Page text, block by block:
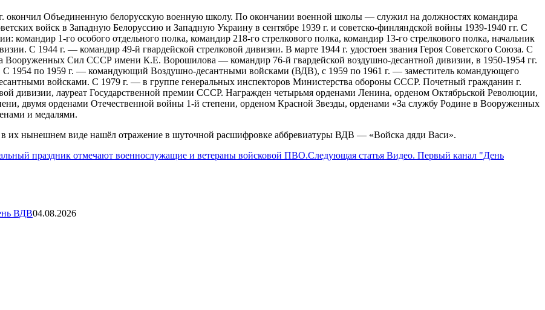
окончил Объединенную белорусскую военную школу. По окончании военной школы — служил на должностях командира
войск в Западную Белоруссию и Западную Украину в сентябре 1939 г. и советско-финляндской войны 1939-1940 гг. С
1-го особого отдельного полка, командир 218-го стрелкового полка, командир 13-го стрелкового полка, начальник
С 1944 г. — командир 49-й гвардейской стрелковой дивизии. В марте 1944 г. удостоен звания Героя Советского Союза. С
Вооруженных Сил СССР имени К.Е. Ворошилова — командир 76-й гвардейской воздушно-десантной дивизии, в 1950-1954 гг.
С 1954 по 1959 г. — командующий Воздушно-десантными войсками (ВДВ), с 1959 по 1961 г. — заместитель командующего
войсками. С 1979 г. — в группе генеральных инспекторов Министерства обороны СССР. Почетный гражданин г.
дивизии, лауреат Государственной премии СССР. Награжден четырьмя орденами Ленина, орденом Октябрьской Революции,
двумя орденами Отечественной войны 1-й степени, орденом Красной Звезды, орденами «За службу Родине в Вооруженных
и медалями.
их нынешнем виде нашёл отражение в шуточной расшифровке аббревиатуры ВДВ — «Войска дяди Васи».
праздник отмечают военнослужащие и ветераны войсковой ПВО.Следующая статья Видео. Первый канал "День
ВДВ04.08.2026